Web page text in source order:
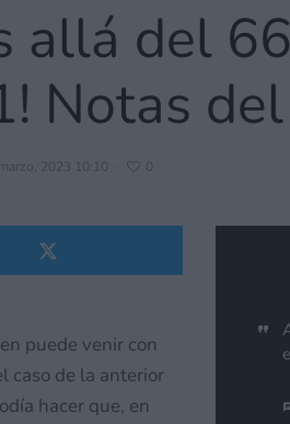
del
Notas
2023 10:10 0
puede venir con
caso de la anterior
hacer que, en